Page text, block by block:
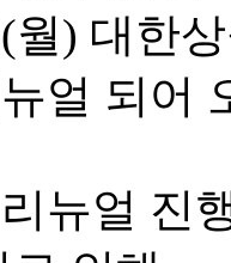
월) 대한
얼 되어
뉴얼 진